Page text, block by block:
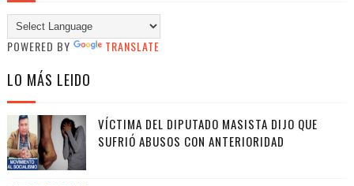
POWERED BY TRANSLATE
LO MÁS LEIDO
VÍCTIMA DEL DIPUTADO MASISTA DIJO QUE
SUFRIÓ ABUSOS CON ANTERIORIDAD